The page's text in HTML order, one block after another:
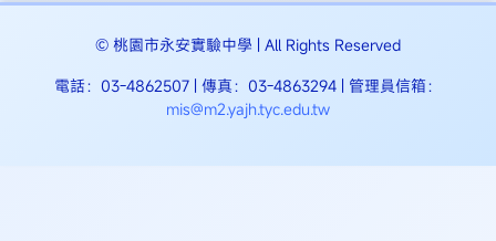
© 桃園市永安實驗中學 | All Rights Reserved
電話：03-4862507 | 傳真：03-4863294 | 管理員信箱：
mis@m2.yajh.tyc.edu.tw